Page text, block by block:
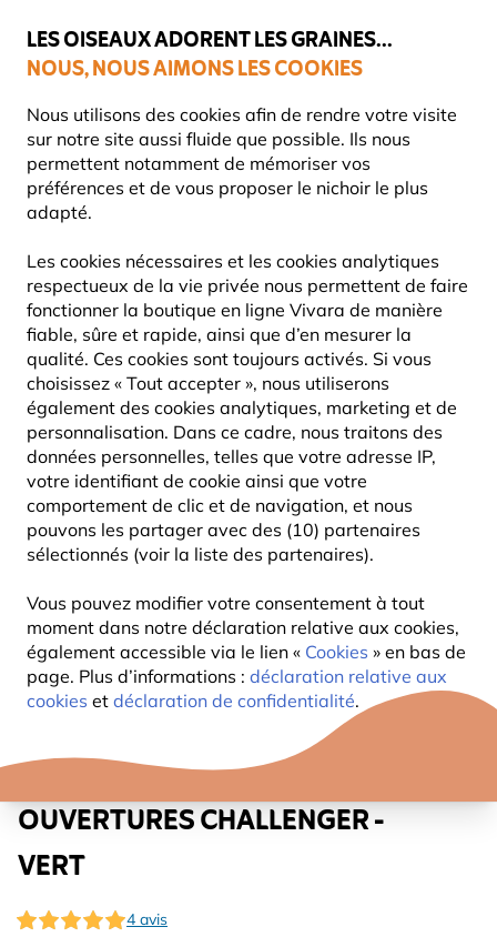
LES OISEAUX ADORENT LES GRAINES...
NOUS, NOUS AIMONS LES COOKIES
Nous utilisons des cookies afin de rendre votre visite
sur notre site aussi fluide que possible. Ils nous
permettent notamment de mémoriser vos
préférences et de vous proposer le nichoir le plus
adapté.
Les cookies nécessaires et les cookies analytiques
respectueux de la vie privée nous permettent de faire
fonctionner la boutique en ligne Vivara de manière
fiable, sûre et rapide, ainsi que d’en mesurer la
qualité. Ces cookies sont toujours activés. Si vous
choisissez « Tout accepter », nous utiliserons
également des cookies analytiques, marketing et de
personnalisation. Dans ce cadre, nous traitons des
données personnelles, telles que votre adresse IP,
votre identifiant de cookie ainsi que votre
comportement de clic et de navigation, et nous
pouvons les partager avec des (10) partenaires
sélectionnés (voir la liste des partenaires).
Vous pouvez modifier votre consentement à tout
moment dans notre déclaration relative aux cookies,
également accessible via le lien « Cookies » en bas de
page. Plus d’informations : déclaration relative aux
cookies et déclaration de confidentialité.
catégories.
Très bien noté dans 11 pays
Livraison express gratuite dès 59 €
Mangeoires Pour Oiseaux Silos pour graines
10% DE RÉDUCTION
SILO EN PLASTIQUE 4
OUVERTURES CHALLENGER -
VERT
4 avis